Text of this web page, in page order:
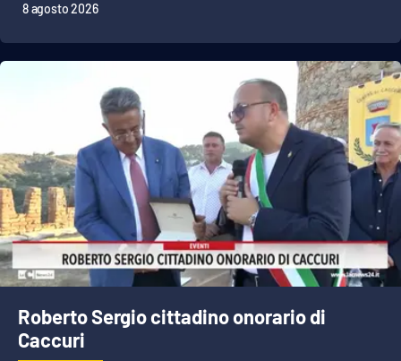
8 agosto 2026
Roberto Sergio cittadino onorario di
Caccuri